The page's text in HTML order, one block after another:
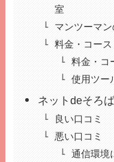
室
マンツーマ
料金・コー
料金・コ
使用ツー
ネットdeそろ
良い口コミ
悪い口コミ
通信環境